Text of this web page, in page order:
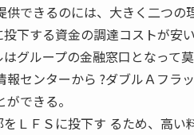
供できるのには、大きく二つの
下する資金の調達コストが安い
グループの金融窓口となって
報センターから ?ダブルＡフラ
できる。
ＬＦＳに投下す るため、高い